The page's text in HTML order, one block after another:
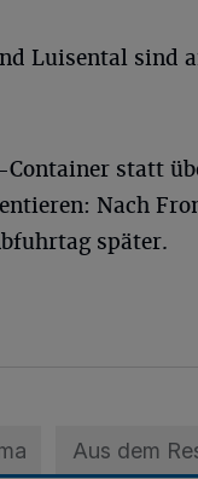
Luisental sind
statt
Nach
später.
Aus dem